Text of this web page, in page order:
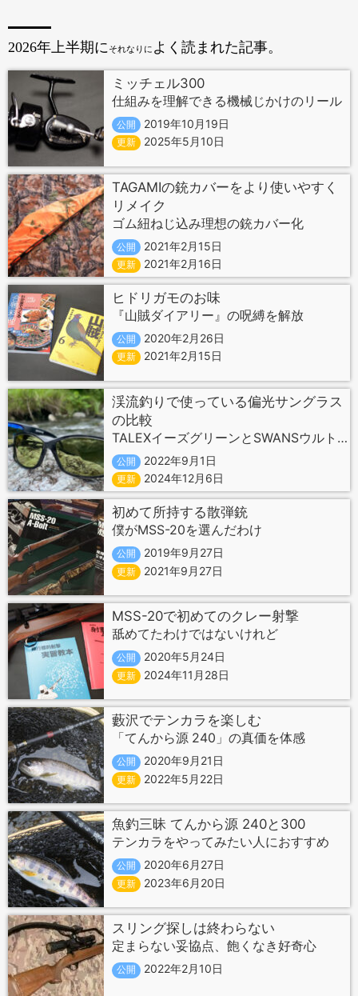
2026年上半期にそれなりに よく読まれた記事。
ミッチェル300
仕組みを理解できる機械じかけのリール
公開 2019年10月19日
更新 2025年5月10日
TAGAMIの銃カバーをより使いやすく
リメイク
ゴム紐ねじ込み理想の銃カバー化
公開 2021年2月15日
更新 2021年2月16日
ヒドリガモのお味
『山賊ダイアリー』の呪縛を解放
公開 2020年2月26日
更新 2021年2月15日
渓流釣りで使っている偏光サングラス
の比較
TALEXイーズグリーンとSWANSウルトラライトグリーン
公開 2022年9月1日
更新 2024年12月6日
初めて所持する散弾銃
僕がMSS-20を選んだわけ
公開 2019年9月27日
更新 2021年9月27日
MSS-20で初めてのクレー射撃
舐めてたわけではないけれど
公開 2020年5月24日
更新 2024年11月28日
藪沢でテンカラを楽しむ
「てんから源 240」の真価を体感
公開 2020年9月21日
更新 2022年5月22日
魚釣三昧 てんから源 240と300
テンカラをやってみたい人におすすめ
公開 2020年6月27日
更新 2023年6月20日
スリング探しは終わらない
定まらない妥協点、飽くなき好奇心
公開 2022年2月10日